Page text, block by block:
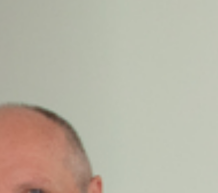
Ich unterstütze Sie bei der Vermarktung Ihrer
Immobilie. Als Immobilieninteressent helfe ich Ihnen,
das perfekte Zuhause zu finden, das Ihren
individuellen Bedürfnissen und Wünschen
entspricht. Ob Sie nach einem geräumigen
Familienhaus, einer stilvollen Stadtwohnung oder
einer Investitionsmöglichkeit suchen, ich halte gezielt
Ausschau nach der richtigen Immobilie für Sie!